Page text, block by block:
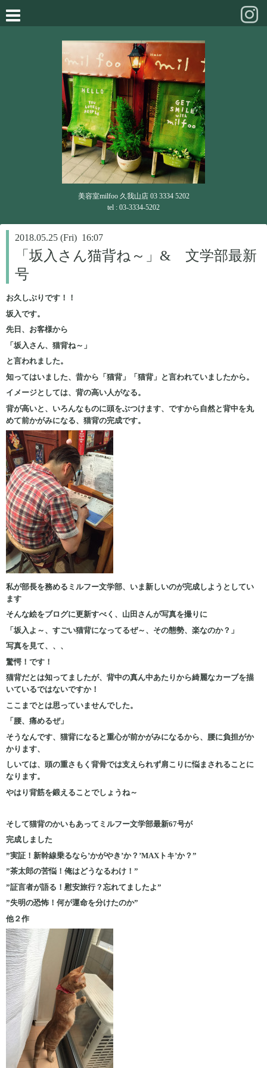
美容室milfoo 久我山店 03 3334 5202
tel : 03-3334-5202
2018.05.25 (Fri) 16:07
「坂入さん猫背ね～」& 文学部最新
号
お久しぶりです！！
坂入です。
先日、お客様から
「坂入さん、猫背ね～」
と言われました。
知ってはいました、昔から「猫背」「猫背」と言われていましたから。
イメージとしては、背の高い人がなる。
背が高いと、いろんなものに頭をぶつけます、ですから自然と背中を丸
めて前かがみになる、猫背の完成です。
私が部長を務めるミルフー文学部、いま新しいのが完成しようとしてい
ます
そんな絵をブログに更新すべく、山田さんが写真を撮りに
「坂入よ～、すごい猫背になってるぜ～、その態勢、楽なのか？」
写真を見て、、、
驚愕！です！
猫背だとは知ってましたが、背中の真ん中あたりから綺麗なカーブを描
いているではないですか！
ここまでとは思っていませんでした。
「腰、痛めるぜ」
そうなんです、猫背になると重心が前かがみになるから、腰に負担がか
かります、
しいては、頭の重さもく背骨では支えられず肩こりに悩まされることに
なります。
やはり背筋を鍛えることでしょうね～
そして猫背のかいもあってミルフー文学部最新67号が
完成しました
”実証！新幹線乗るなら’かがやき’か？’MAXトキ’か？”
”茶太郎の苦悩！俺はどうなるわけ！”
”証言者が語る！慰安旅行？忘れてましたよ”
”失明の恐怖！何が運命を分けたのか”
他２作